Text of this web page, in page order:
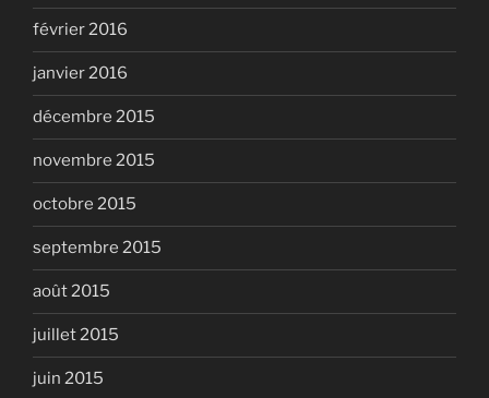
février 2016
janvier 2016
décembre 2015
novembre 2015
octobre 2015
septembre 2015
août 2015
juillet 2015
juin 2015